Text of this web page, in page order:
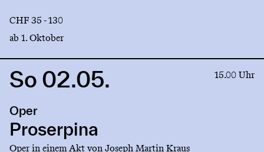
CHF 35 - 130
ab 1. Oktober
Link
Proserpina
So 02.05. 15.00 Uhr
Oper
Proserpina
Oper in einem Akt von Joseph Martin Kraus